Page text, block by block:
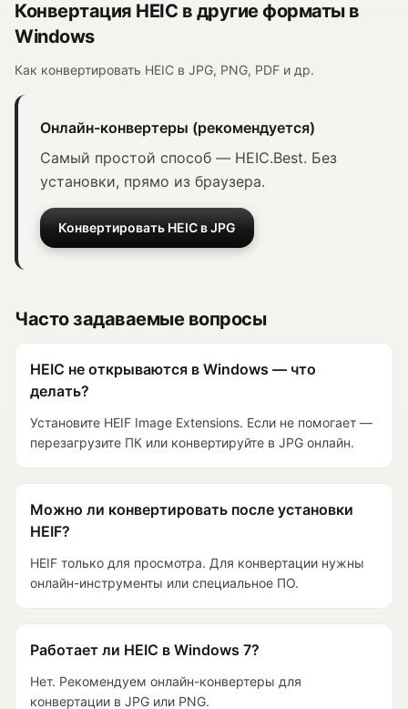
Конвертация HEIC в другие форматы в
Windows
Как конвертировать HEIC в JPG, PNG, PDF и др.
Онлайн-конвертеры (рекомендуется)
Самый простой способ — HEIC.Best. Без
установки, прямо из браузера.
Конвертировать HEIC в JPG
Часто задаваемые вопросы
HEIC не открываются в Windows — что
делать?
Установите HEIF Image Extensions. Если не помогает —
перезагрузите ПК или конвертируйте в JPG онлайн.
Можно ли конвертировать после установки
HEIF?
HEIF только для просмотра. Для конвертации нужны
онлайн-инструменты или специальное ПО.
Работает ли HEIC в Windows 7?
Нет. Рекомендуем онлайн-конвертеры для
конвертации в JPG или PNG.